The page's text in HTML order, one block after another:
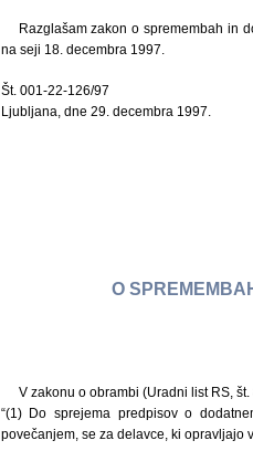
Razglašam zakon o spremembah in
na seji 18. decembra 1997.
Št. 001-22-126/97
Ljubljana, dne 29. decembra 1997.
O
V zakonu o obrambi (Uradni list RS,
“(1) Do sprejema predpisov o
povečanjem, se za delavce, ki opravljajo